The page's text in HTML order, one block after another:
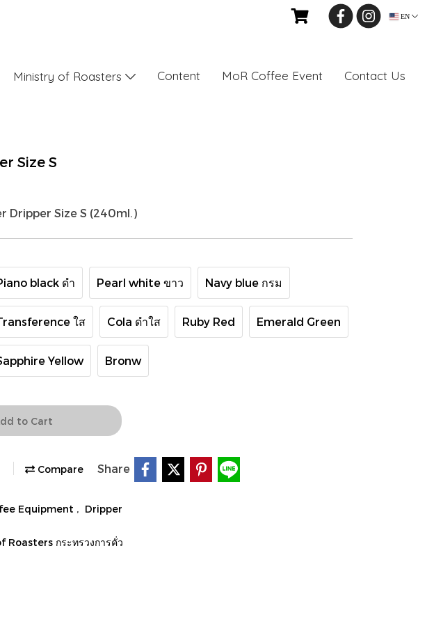
EN
Ministry of Roasters Content MoR Coffee Event Contact Us
Size S​
Dripper​ Size S ​(240ml.)
black​ ดำ Pearl white ขาว Navy blue กรม
ใส Cola ดำใส Ruby Red Emerald Green
Yellow Bronw
to Cart
Compare Share
Equipment Dripper
Roasters กระทรวงการคั่ว